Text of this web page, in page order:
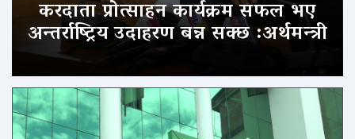
करदाता प्रोत्साहन कार्यक्रम सफल भए
अन्तर्राष्ट्रिय उदाहरण बन्न सक्छ :अर्थमन्त्री